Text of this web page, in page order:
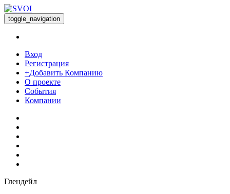
toggle_navigation
Вход
Регистрация
+Добавить Компанию
О проекте
События
Компании
Глендейл